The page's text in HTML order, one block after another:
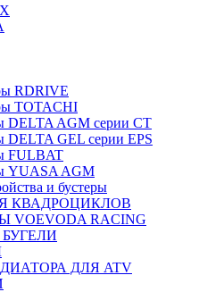
RDRIVE
TOTACHI
DELTA AGM серии CT
DELTA GEL серии EPS
FULBAT
YUASA AGM
и бустеры
КВАДРОЦИКЛОВ
VOEVODA RACING
ДЛЯ ATV